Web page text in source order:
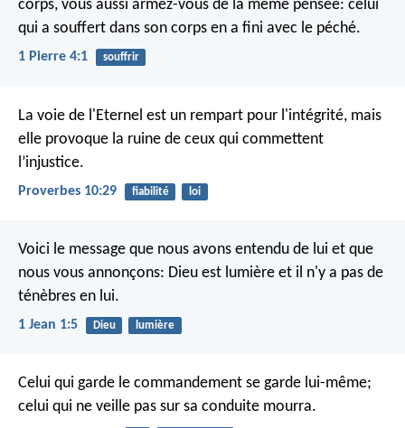
corps, vous aussi armez-vous de la même pensée: celui
qui a souffert dans son corps en a fini avec le péché.
1 Pierre 4:1 souffrir
La voie de l'Eternel est un rempart pour l'intégrité, mais
elle provoque la ruine de ceux qui commettent
l’injustice.
Proverbes 10:29 fiabilité loi
Voici le message que nous avons entendu de lui et que
nous vous annonçons: Dieu est lumière et il n'y a pas de
ténèbres en lui.
1 Jean 1:5 Dieu lumière
Celui qui garde le commandement se garde lui-même;
celui qui ne veille pas sur sa conduite mourra.